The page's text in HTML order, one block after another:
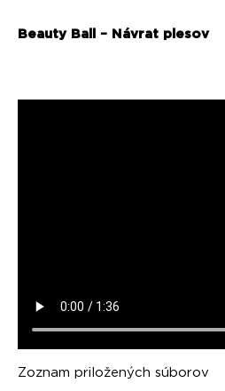
Beauty Ball – Návrat plesov
Zoznam priložených súborov